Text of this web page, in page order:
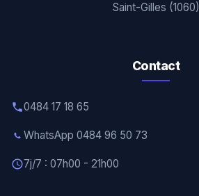
Saint-Gilles (1060)
Contact
0484 17 18 65
WhatsApp 0484 96 50 73
7j/7 : 07h00 - 21h00